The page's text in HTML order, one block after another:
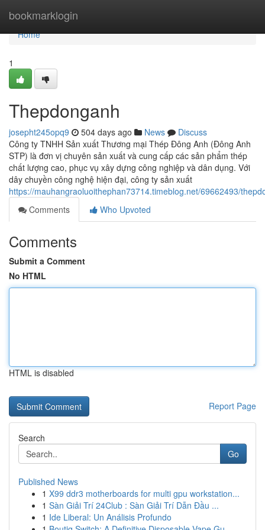
bookmarklogin
Home
Home
1
Thepdonganh
josepht245opq9 504 days ago News
Discuss
Công ty TNHH Sản xuất Thương mại Thép Đông Anh (Đông Anh
STP) là đơn vị chuyên sản xuất và cung cấp các sản phẩm thép
chất lượng cao, phục vụ xây dựng công nghiệp và dân dụng. Với
dây chuyền công nghệ hiện đại, công ty sản xuất
https://mauhangraoluoithephan73714.timeblog.net/69662493/
Comments
Who Upvoted
Comments
Submit a Comment
No HTML
HTML is disabled
Report Page
Search
Go
Published News
1 X99 ddr3 motherboards for multi gpu workstation...
1 Sàn Giải Trí 24Club : Sàn Giải Trí Dẫn Đầu ...
1 Ide Liberal: Un Análisis Profundo